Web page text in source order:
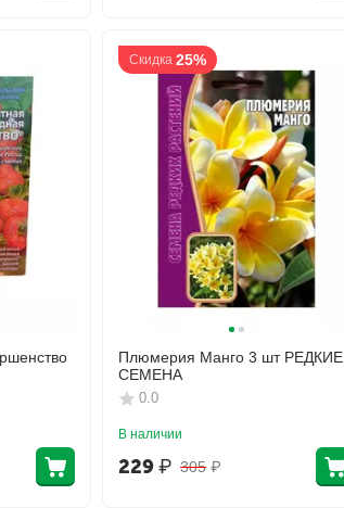
Скидка 25%
Плюмерия Манго 3 шт РЕДКИЕ
СЕМЕНА
0.0
В наличии
305 ₽
229 ₽